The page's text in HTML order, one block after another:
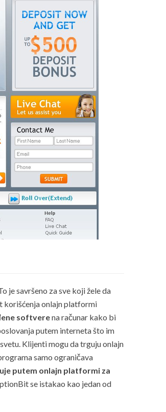
je savršeno za sve koji žele da
korišćenja onlajn platformi
softverena računar kako bi
putem interneta što im
Klijenti mogu da trguju onlajn
samo ograničava
putem onlajn platformi za
se istakao kao jedan od